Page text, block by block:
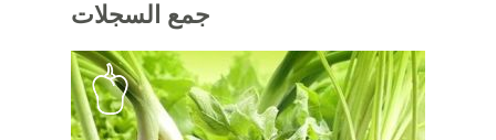
جمع السجلات